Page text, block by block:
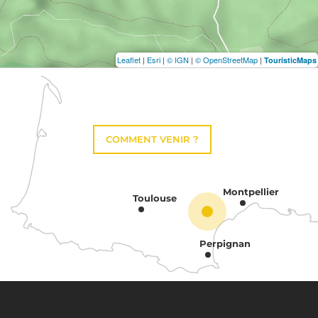
Leaflet | Esri | © IGN | © OpenStreetMap | TouristicMaps
COMMENT VENIR ?
Toulouse
Montpellier
Perpignan